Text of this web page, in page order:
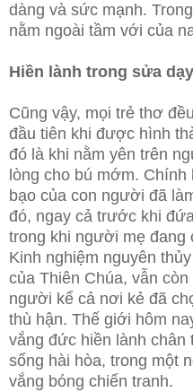
dàng và sức mạnh.
nằm ngoài tầm với của
Hiền lành trong sửa
Cũng vậy, mọi trẻ thơ
đầu tiên khi được hình
đó là khi nằm yên trên
lòng cho bú mớm.
bạo của con người đã
đó, ngay cả trước khi
trong khi người mẹ đang
Kinh nghiệm nguyên
của Thiên Chúa, vẫn
người kể cả nơi kẻ đã
thù hận. Thế giới hôm
vắng đức hiền lành
sống hài hòa, trong một
vắng bóng chiến tranh.